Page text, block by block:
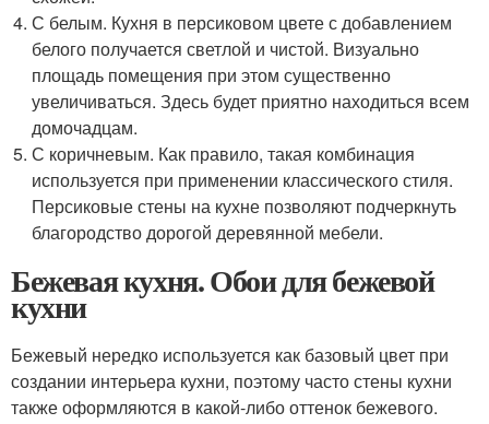
С белым. Кухня в персиковом цвете с добавлением
белого получается светлой и чистой. Визуально
площадь помещения при этом существенно
увеличиваться. Здесь будет приятно находиться всем
домочадцам.
С коричневым. Как правило, такая комбинация
используется при применении классического стиля.
Персиковые стены на кухне позволяют подчеркнуть
благородство дорогой деревянной мебели.
Бежевая кухня. Обои для бежевой
кухни
Бежевый нередко используется как базовый цвет при
создании интерьера кухни, поэтому часто стены кухни
также оформляются в какой-либо оттенок бежевого.